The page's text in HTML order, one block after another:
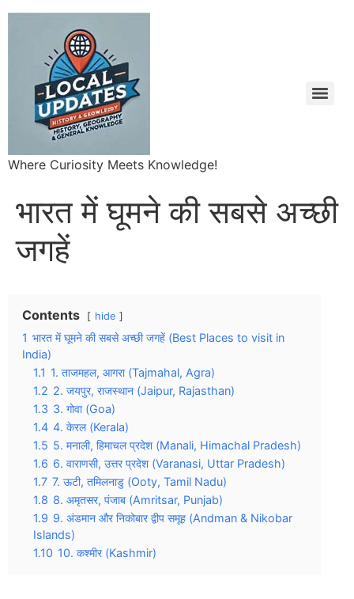
Where Curiosity Meets Knowledge!
भारत में घूमने की सबसे अच्छी
जगहें
Contents hide
1 भारत में घूमने की सबसे अच्छी जगहें (Best Places to visit in
India)
1.1 1. ताजमहल, आगरा (Tajmahal, Agra)
1.2 2. जयपुर, राजस्थान (Jaipur, Rajasthan)
1.3 3. गोवा (Goa)
1.4 4. केरल (Kerala)
1.5 5. मनाली, हिमाचल प्रदेश (Manali, Himachal Pradesh)
1.6 6. वाराणसी, उत्तर प्रदेश (Varanasi, Uttar Pradesh)
1.7 7. ऊटी, तमिलनाडु (Ooty, Tamil Nadu)
1.8 8. अमृतसर, पंजाब (Amritsar, Punjab)
1.9 9. अंडमान और निकोबार द्वीप समूह (Andman & Nikobar
Islands)
1.10 10. कश्मीर (Kashmir)